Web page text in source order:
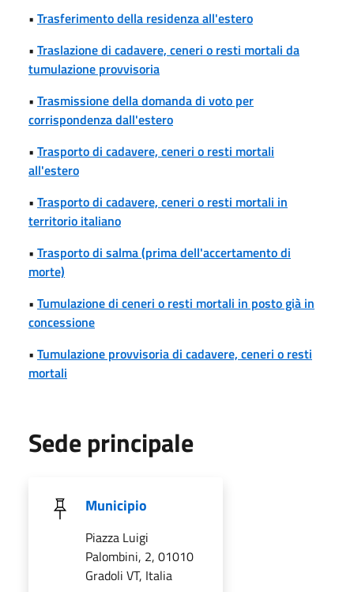
• Trasferimento della residenza all'estero
• Traslazione di cadavere, ceneri o resti mortali da
tumulazione provvisoria
• Trasmissione della domanda di voto per
corrispondenza dall'estero
• Trasporto di cadavere, ceneri o resti mortali
all'estero
• Trasporto di cadavere, ceneri o resti mortali in
territorio italiano
• Trasporto di salma (prima dell'accertamento di
morte)
• Tumulazione di ceneri o resti mortali in posto già in
concessione
• Tumulazione provvisoria di cadavere, ceneri o resti
mortali
Sede principale
Municipio
Piazza Luigi
Palombini, 2, 01010
Gradoli VT, Italia